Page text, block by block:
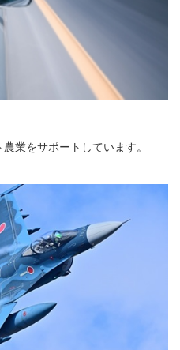
業をサポートしています。